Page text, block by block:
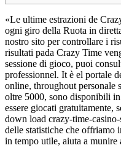
«Le ultime estrazioni de
ogni giro della Ruota in
nostro sito per controllare i
risultati pada Crazy Time
sessione di gioco, puoi
professionnel. It è el portale
online, throughout personale
oltre 5000, sono disponibili
essere giocati gratuitamente,
down load crazy-time-
delle statistiche che offriamo
in tempo utile, aiuta a